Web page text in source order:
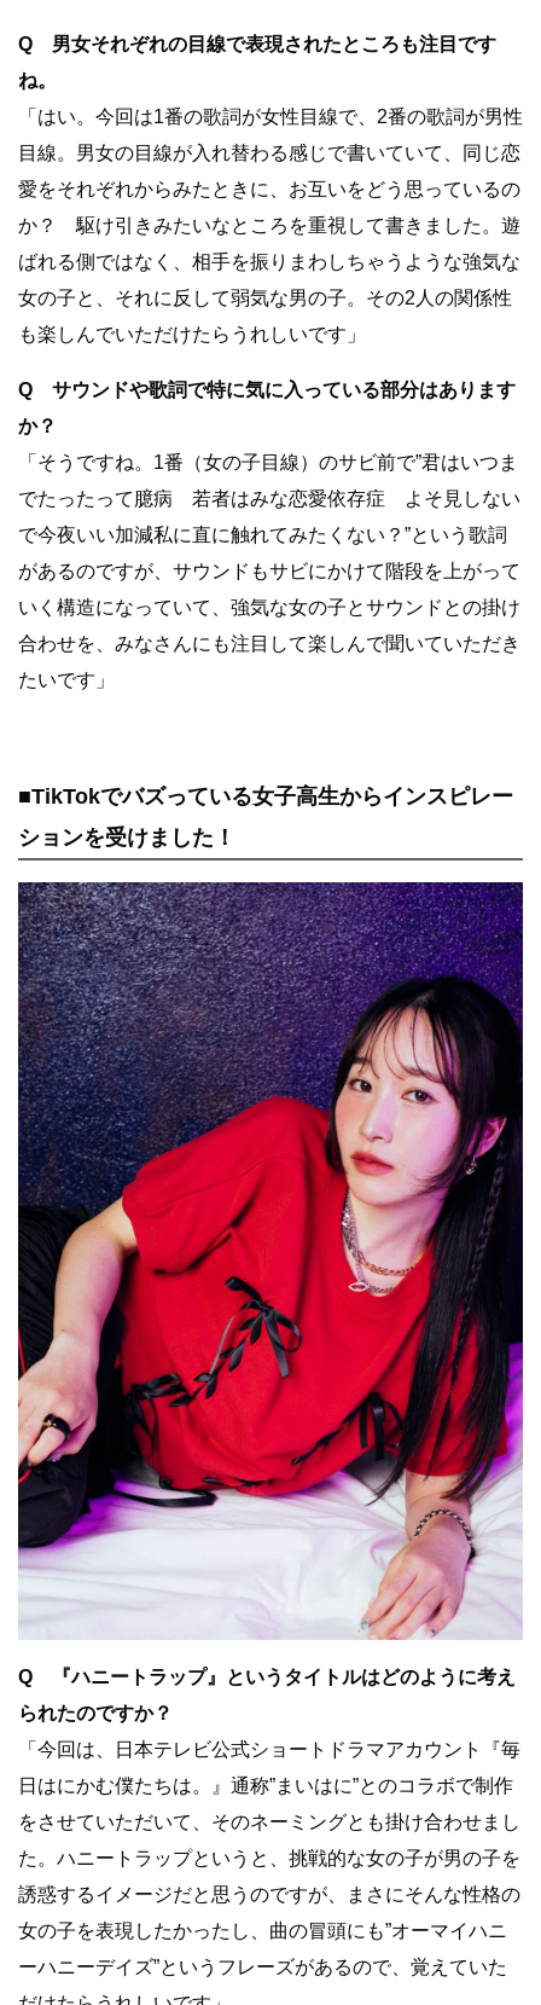
Q 男女それぞれの目線で表現されたところも注目です
ね。
「はい。今回は1番の歌詞が女性目線で、2番の歌詞が男性
目線。男女の目線が入れ替わる感じで書いていて、同じ恋
愛をそれぞれからみたときに、お互いをどう思っているの
か？ 駆け引きみたいなところを重視して書きました。遊
ばれる側ではなく、相手を振りまわしちゃうような強気な
女の子と、それに反して弱気な男の子。その2人の関係性
も楽しんでいただけたらうれしいです」
Q サウンドや歌詞で特に気に入っている部分はあります
か？
「そうですね。1番（女の子目線）のサビ前で”君はいつま
でたったって臆病 若者はみな恋愛依存症 よそ見しない
で今夜いい加減私に直に触れてみたくない？”という歌詞
があるのですが、サウンドもサビにかけて階段を上がって
いく構造になっていて、強気な女の子とサウンドとの掛け
合わせを、みなさんにも注目して楽しんで聞いていただき
たいです」
■TikTokでバズっている女子高生からインスピレー
ションを受けました！
Q 『ハニートラップ』というタイトルはどのように考え
られたのですか？
「今回は、日本テレビ公式ショートドラマアカウント『毎
日はにかむ僕たちは。』通称”まいはに”とのコラボで制作
をさせていただいて、そのネーミングとも掛け合わせまし
た。ハニートラップというと、挑戦的な女の子が男の子を
誘惑するイメージだと思うのですが、まさにそんな性格の
女の子を表現したかったし、曲の冒頭にも”オーマイハニ
ーハニーデイズ”というフレーズがあるので、覚えていた